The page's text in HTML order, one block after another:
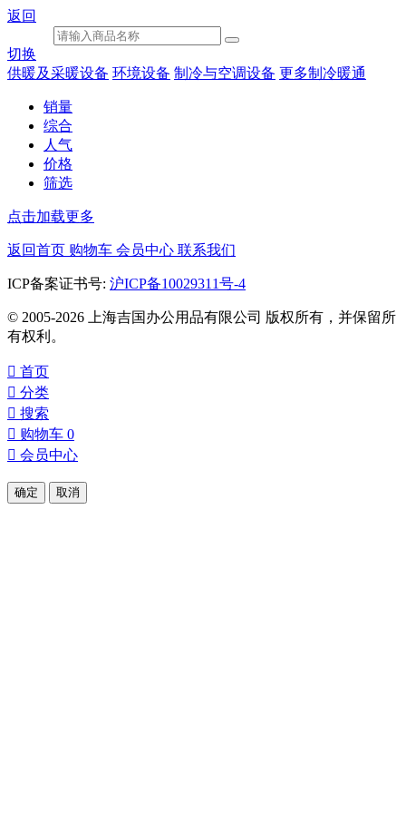
返回
切换
供暖及采暖设备 环境设备 制冷与空调设备 更多制冷暖通
销量
综合
人气
价格
筛选
点击加载更多
返回首页 购物车 会员中心 联系我们
ICP备案证书号: 沪ICP备10029311号-4
© 2005-2026 上海吉国办公用品有限公司 版权所有，并保留所
有权利。
 首页
 分类
 搜索
 购物车 0
 会员中心
确定 取消